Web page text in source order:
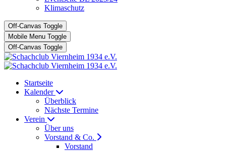
Klimaschutz
Off-Canvas Toggle
Mobile Menu Toggle
Off-Canvas Toggle
Startseite
Kalender
Überblick
Nächste Termine
Verein
Über uns
Vorstand & Co.
Vorstand